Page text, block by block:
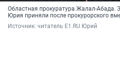
Областная прокуратура Жалал-Абада.
Юрия приняли после прокурорского
Источник: читатель E1.RU Юрий